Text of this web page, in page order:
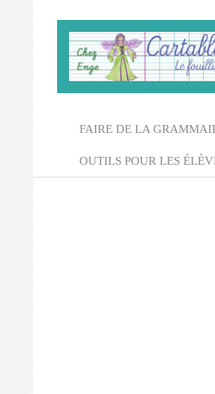
content
Cartable
d'une
maitresse
Secondary
Menu
FAIRE DE LA
OUTILS POUR LES